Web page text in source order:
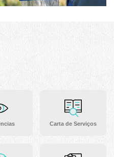
Carta de Serviços